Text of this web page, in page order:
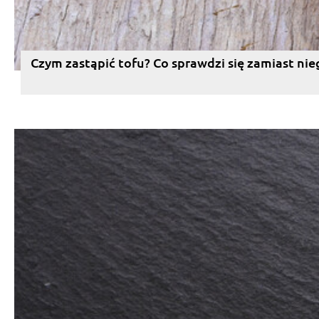
Czym zastąpić tofu? Co sprawdzi się zamiast